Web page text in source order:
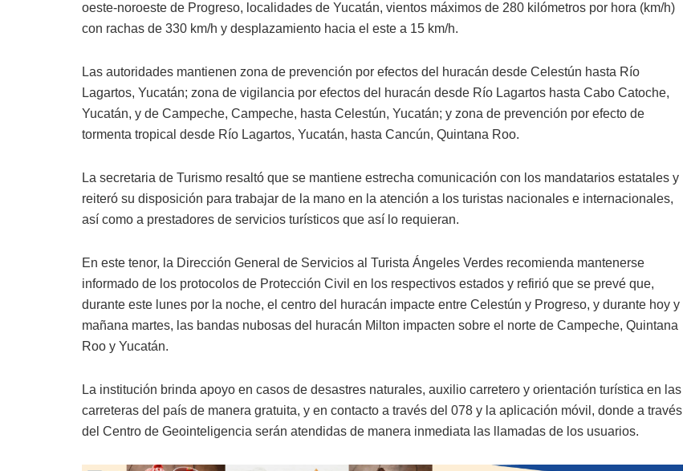
oeste-noroeste de Progreso, localidades de Yucatán, vientos máximos de 280 kilómetros por hora (km/h)
con rachas de 330 km/h y desplazamiento hacia el este a 15 km/h.
Las autoridades mantienen zona de prevención por efectos del huracán desde Celestún hasta Río
Lagartos, Yucatán; zona de vigilancia por efectos del huracán desde Río Lagartos hasta Cabo Catoche,
Yucatán, y de Campeche, Campeche, hasta Celestún, Yucatán; y zona de prevención por efecto de
tormenta tropical desde Río Lagartos, Yucatán, hasta Cancún, Quintana Roo.
La secretaria de Turismo resaltó que se mantiene estrecha comunicación con los mandatarios estatales y
reiteró su disposición para trabajar de la mano en la atención a los turistas nacionales e internacionales,
así como a prestadores de servicios turísticos que así lo requieran.
En este tenor, la Dirección General de Servicios al Turista Ángeles Verdes recomienda mantenerse
informado de los protocolos de Protección Civil en los respectivos estados y refirió que se prevé que,
durante este lunes por la noche, el centro del huracán impacte entre Celestún y Progreso, y durante hoy y
mañana martes, las bandas nubosas del huracán Milton impacten sobre el norte de Campeche, Quintana
Roo y Yucatán.
La institución brinda apoyo en casos de desastres naturales, auxilio carretero y orientación turística en las
carreteras del país de manera gratuita, y en contacto a través del 078 y la aplicación móvil, donde a través
del Centro de Geointeligencia serán atendidas de manera inmediata las llamadas de los usuarios.